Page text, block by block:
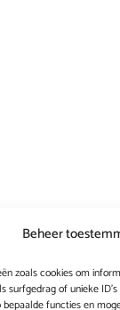
Beheer
zoals cookies om
surfgedrag of unieke
functies en